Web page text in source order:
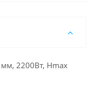
2200Вт, Нmax